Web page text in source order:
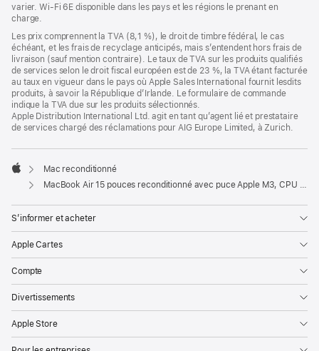
varier. Wi-Fi 6E disponible dans les pays et les régions le prenant en
charge.
Les prix comprennent la TVA (8,1 %), le droit de timbre fédéral, le cas
échéant, et les frais de recyclage anticipés, mais s’entendent hors frais de
livraison (sauf mention contraire). Le taux de TVA sur les produits qualifiés
de services selon le droit fiscal européen est de 23 %, la TVA étant facturée
au taux en vigueur dans le pays où Apple Sales International fournit lesdits
produits, à savoir la République d’Irlande. Le formulaire de commande
indique la TVA due sur les produits sélectionnés.
Apple Distribution International Ltd. agit en tant qu’agent lié et prestataire
de services chargé des réclamations pour AIG Europe Limited, à Zurich.
Apple
Mac reconditionné
MacBook Air 15 pouces reconditionné avec puce Apple M3, CPU 8 cœurs et GPU 10 cœurs – Lumière stellaire
S’informer et acheter
Apple Cartes
Compte
Divertissements
Apple Store